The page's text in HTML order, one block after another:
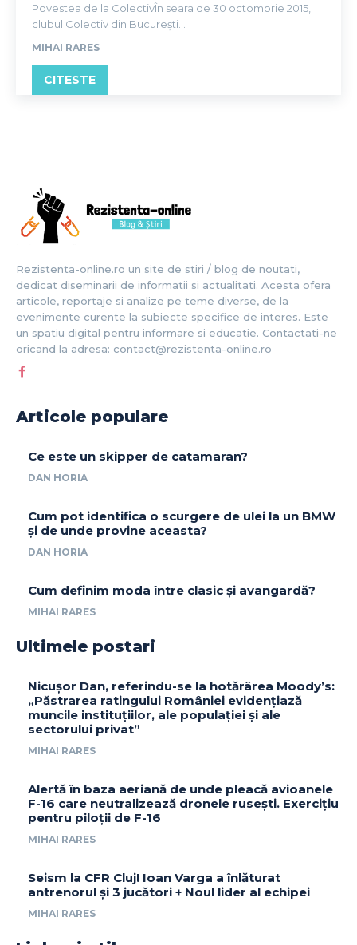
Povestea de la ColectivÎn seara de 30 octombrie 2015,
clubul Colectiv din București...
MIHAI RARES
CITESTE
Rezistenta-online.ro un site de stiri / blog de noutati,
dedicat diseminarii de informatii si actualitati. Acesta ofera
articole, reportaje si analize pe teme diverse, de la
evenimente curente la subiecte specifice de interes. Este
un spatiu digital pentru informare si educatie. Contactati-ne
oricand la adresa: contact@rezistenta-online.ro
Articole populare
Ce este un skipper de catamaran?
DAN HORIA
Cum pot identifica o scurgere de ulei la un BMW
și de unde provine aceasta?
DAN HORIA
Cum definim moda între clasic și avangardă?
MIHAI RARES
Ultimele postari
Nicușor Dan, referindu-se la hotărârea Moody’s:
„Păstrarea ratingului României evidențiază
muncile instituțiilor, ale populației și ale
sectorului privat”
MIHAI RARES
Alertă în baza aeriană de unde pleacă avioanele
F-16 care neutralizează dronele rusești. Exercițiu
pentru piloții de F-16
MIHAI RARES
Seism la CFR Cluj! Ioan Varga a înlăturat
antrenorul și 3 jucători + Noul lider al echipei
MIHAI RARES